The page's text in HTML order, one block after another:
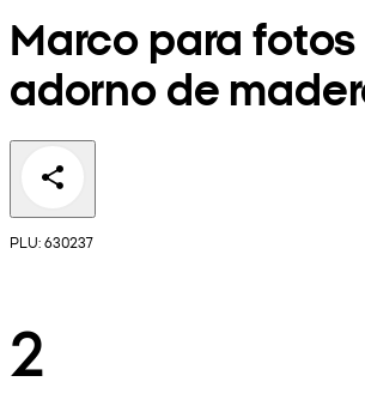
Marco para
adorno de
PLU: 630237
2